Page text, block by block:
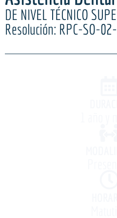
DE NIVEL TÉCNICO
Resolución: RPC-SO-